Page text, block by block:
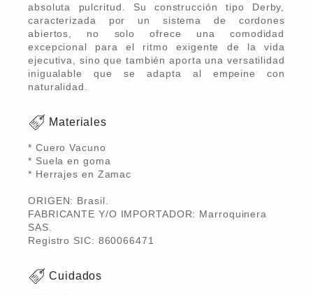
absoluta pulcritud. Su construcción tipo Derby,
caracterizada por un sistema de cordones
abiertos, no solo ofrece una comodidad
excepcional para el ritmo exigente de la vida
ejecutiva, sino que también aporta una versatilidad
inigualable que se adapta al empeine con
naturalidad.
Materiales
* Cuero Vacuno
* Suela en goma
* Herrajes en Zamac
ORIGEN: Brasil.
FABRICANTE Y/O IMPORTADOR: Marroquinera
SAS.
Registro SIC: 860066471
Cuidados